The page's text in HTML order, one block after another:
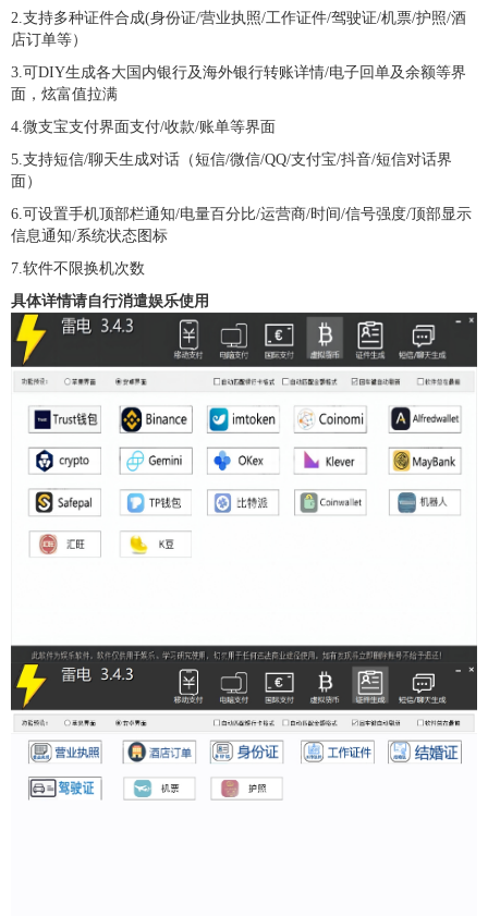
2.支持多种证件合成(身份证/营业执照/工作证件/驾驶证/机票/护照/酒
店订单等）
3.可DIY生成各大国内银行及海外银行转账详情/电子回单及余额等界
面，炫富值拉满
4.微支宝支付界面支付/收款/账单等界面
5.支持短信/聊天生成对话（短信/微信/QQ/支付宝/抖音/短信对话界
面）
6.可设置手机顶部栏通知/电量百分比/运营商/时间/信号强度/顶部显示
信息通知/系统状态图标
7.软件不限换机次数
具体详情请自行消遣娱乐使用